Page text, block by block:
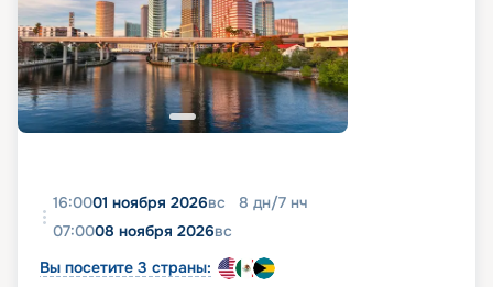
16:0001 ноября 2026вс 8 дн/7 нч
07:0008 ноября 2026вс
Вы посетите 3 страны: